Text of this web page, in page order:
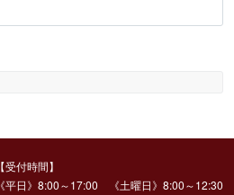
【受付時間】
《平日》8:00～17:00 《土曜日》8:00～12:30